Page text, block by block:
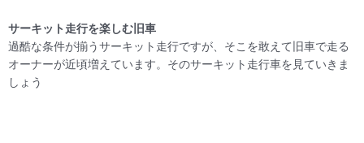
サーキット走行を楽しむ旧車
過酷な条件が揃うサーキット走行ですが、そこを敢えて旧車で走る
オーナーが近頃増えています。そのサーキット走行車を見ていきま
しょう